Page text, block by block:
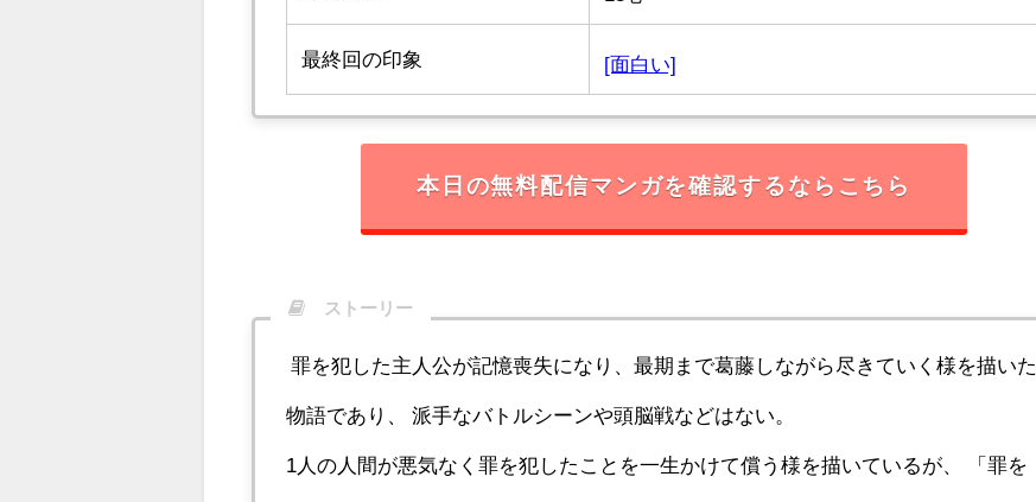
最終回の印象 [面白い]
本日の無料配信マンガを確認するならこちら
ストーリー
罪を犯した主人公が記憶喪失になり、最期まで葛藤しながら尽きていく様を描いた
物語であり、 派手なバトルシーンや頭脳戦などはない。
1人の人間が悪気なく罪を犯したことを一生かけて償う様を描いているが、 「罪を